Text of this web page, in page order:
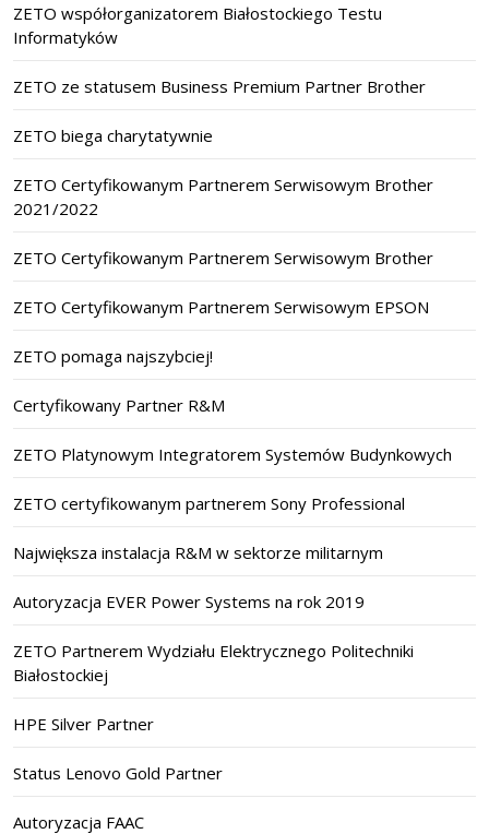
ZETO współorganizatorem Białostockiego Testu
Informatyków
ZETO ze statusem Business Premium Partner Brother
ZETO biega charytatywnie
ZETO Certyfikowanym Partnerem Serwisowym Brother
2021/2022
ZETO Certyfikowanym Partnerem Serwisowym Brother
ZETO Certyfikowanym Partnerem Serwisowym EPSON
ZETO pomaga najszybciej!
Certyfikowany Partner R&M
ZETO Platynowym Integratorem Systemów Budynkowych
ZETO certyfikowanym partnerem Sony Professional
Największa instalacja R&M w sektorze militarnym
Autoryzacja EVER Power Systems na rok 2019
ZETO Partnerem Wydziału Elektrycznego Politechniki
Białostockiej
HPE Silver Partner
Status Lenovo Gold Partner
Autoryzacja FAAC